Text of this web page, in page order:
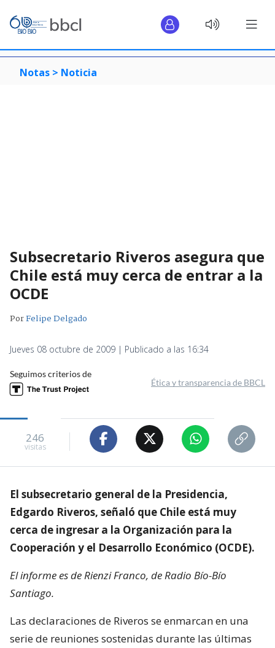
Notas > Noticia
Subsecretario Riveros asegura que
Chile está muy cerca de entrar a la
OCDE
PorFelipe Delgado
Jueves 08 octubre de 2009 | Publicado a las 16:34
Seguimos criterios de
Ética y transparencia de BBCL
246
visitas
El subsecretario general de la Presidencia,
Edgardo Riveros, señaló que Chile está muy
cerca de ingresar a la Organización para la
Cooperación y el Desarrollo Económico (OCDE).
El informe es de Rienzi Franco, de Radio Bío-Bío
Santiago.
Las declaraciones de Riveros se enmarcan en una
serie de reuniones sostenidas durante las últimas